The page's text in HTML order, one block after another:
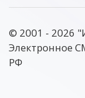
© 2001 - 2026
Электронное
РФ